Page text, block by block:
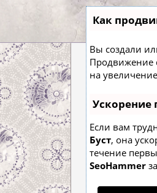
Как
Вы создали
Продвижение
на
Ускорение
Если вам
Буст, она
течение
SeoHammer